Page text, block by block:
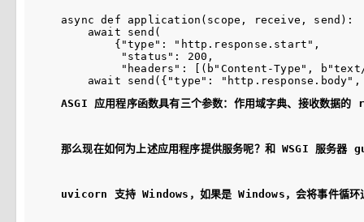
async def application(scope, receive, send):
    await send(
        {"type": "http.response.start",
         "status": 200,
"headers": [(b"Content-Type",
ASGI 应用程序函数具有三个参数：作用域字典、接收数据
那么现在如何为上述应用程序提供服务呢？和 WSGI
uvicorn 支持 Windows，如果是 Windows，会将事件循